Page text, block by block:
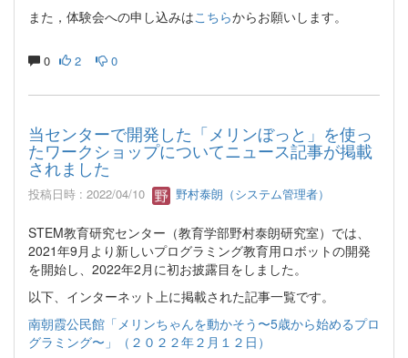
また，体験会への申し込みはこちらからお願いします。
0 2 0
当センターで開発した「メリンぼっと」を使っ
たワークショップについてニュース記事が掲載
されました
投稿日時 : 2022/04/10 野村泰朗（システム管理者）
STEM教育研究センター（教育学部野村泰朗研究室）では、
2021年9月より新しいプログラミング教育用ロボットの開発
を開始し、2022年2月に初お披露目をしました。
以下、インターネット上に掲載された記事一覧です。
南朝霞公民館「メリンちゃんを動かそう〜5歳から始めるプロ
グラミング〜」（２０２２年２月１２日）